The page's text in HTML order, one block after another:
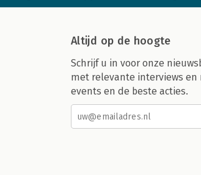
Altijd op de hoogte
Schrijf u in voor onze
met relevante interviews en
events en de beste acties.